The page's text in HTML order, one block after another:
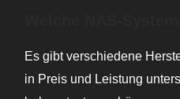
Es gibt verschiedene
in Preis und Leistung